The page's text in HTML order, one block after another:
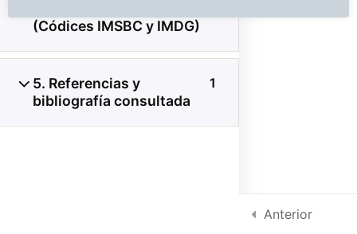
(Códices IMSBC y IMDG)
5. Referencias y
bibliografía consultada
1
Anterior
Intra-net